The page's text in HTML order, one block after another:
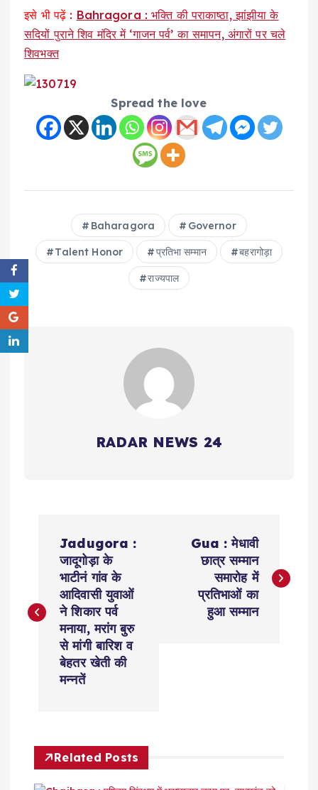
इसे भी पढ़ें : Bahragora : भक्ति की पराकाष्ठा, झांझीया के
सदियों पुराने शिव मंदिर में ‘गाजन पर्व’ का समापन, अंगारों पर चले
शिवभक्त
Spread the love
Baharagora Governor
Talent Honor प्रतिभा सम्मान बहरागोड़ा
राज्यपाल
RADAR NEWS 24
s
v
Jadugora :
जादूगोड़ा के
भाटीनं गांव के
आदिवासी युवाओं
ने शिकार पर्व
मनाया, मरांग बुरु
से मांगी बारिश व
बेहतर खेती की
मन्नतें
Gua : मेधावी
छात्र सम्मान
समारोह में
प्रतिभाओं का
हुआ सम्मान
Related Posts